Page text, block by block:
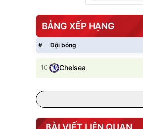
BẢNG XẾP HẠNG
# Đội bóng
10 Chelsea
BÀI VIẾT LIÊN QUAN